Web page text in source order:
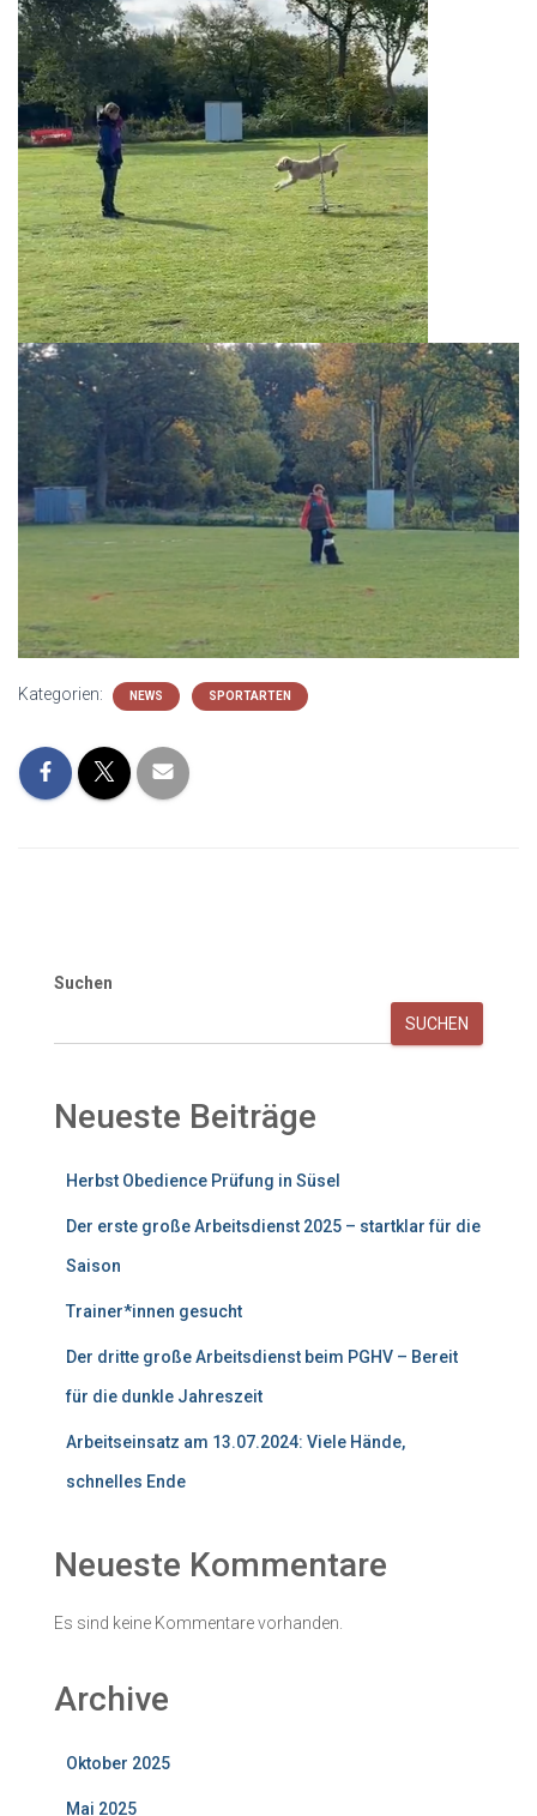
Kategorien: NEWS SPORTARTEN
Suchen
SUCHEN
Neueste Beiträge
Herbst Obedience Prüfung in Süsel
Der erste große Arbeitsdienst 2025 – startklar für die
Saison
Trainer*innen gesucht
Der dritte große Arbeitsdienst beim PGHV – Bereit
für die dunkle Jahreszeit
Arbeitseinsatz am 13.07.2024: Viele Hände,
schnelles Ende
Neueste Kommentare
Es sind keine Kommentare vorhanden.
Archive
Oktober 2025
Mai 2025